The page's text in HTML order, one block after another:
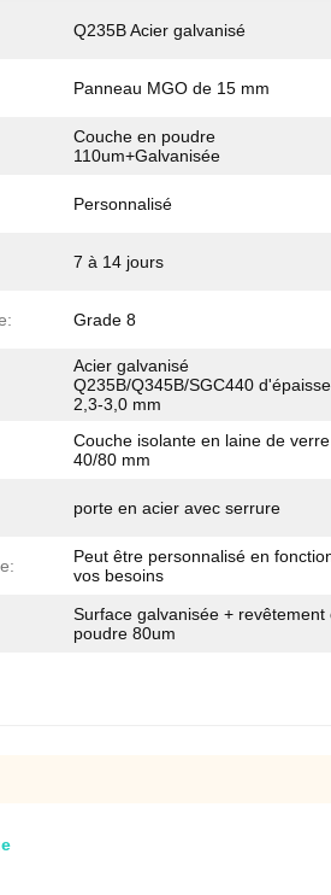
Q235B Acier galvanisé
Panneau MGO de 15 mm
Couche en poudre
110um+Galvanisée
Personnalisé
7 à 14 jours
Grade 8
Acier galvanisé
Q235B/Q345B/SGC440
2,3-3,0 mm
Couche isolante en laine de verre
40/80 mm
porte en acier avec serrure
Peut être personnalisé en
vos besoins
Surface galvanisée + revêtement
poudre 80um